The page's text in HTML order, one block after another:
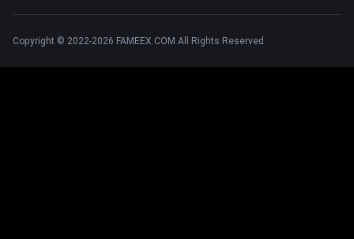
Copyright © 2022-2026 FAMEEX.COM All Rights Reserved